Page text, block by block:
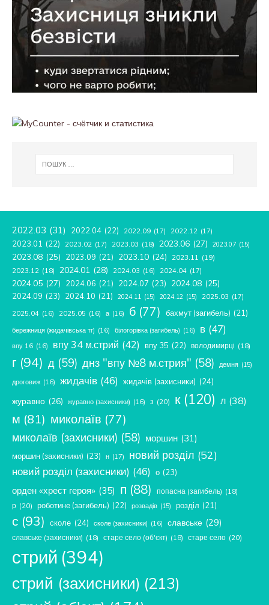
2022.03 (31) 2022.04 (22) 2022.09 (17) 2022.12 (17)
2023.01 (22) 2023.02 (17) 2023.03 (18) 2023.06 (27) 2023.07 (15)
2023.08 (25) 2023.09 (21) 2023.10 (24) 2023.11 (19)
2023.12 (18) 2024.01 (28) 2024.03 (16) 2024.04 (17)
2024.05 (27) 2024.06 (21) 2024.07 (23) 2024.08 (25)
2024.09 (23) 2024.10 (21) 2024.11 (15) 2024.12 (15) 2025.03 (17)
2025.04 (16) 2025.05 (16) а (16) б (77) бахмут (загибель) (21)
бережниця (жидачівська тг) (16) білогорівка (загибель) (16) в (47)
впу 16 (16) впу 34 м.стрий (42) впу 35 (22) володимирці (18)
г (94) д (59) днз "впу №8 м.стрия" (58) демня (15)
дроговиж (16) жидачів (46) жидачів (захисники) (24)
журавно (26) журавно (захисники) (16) з (20) к (120) л (38)
м (81) миколаїв (77)
миколаїв (захисники) (58) моршин (31)
моршин (захисники) (23) н (17) новий розділ (52)
новий розділ (захисники) (46) о (23)
орден «хрест героя» (35) п (88) попасна (загибель) (18)
р (20) роботине (загибель) (22) розвадів (15) розділ (21)
с (93) сколе (24) сколе (захисники) (16) славське (29)
славське (захисники) (18) старе село (об'єкт) (18) старе село (20)
стрий (394)
стрий (захисники) (213)